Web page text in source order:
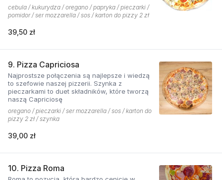
cebula / kukurydza / oregano / papryka / pieczarki /
pomidor / ser mozzarella / sos / karton do pizzy 2 zł
39,50 zł
9. Pizza Capriciosa
Najprostsze połączenia są najlepsze i wiedzą
to szefowie naszej pizzerii. Szynka z
pieczarkami to duet składników, które tworzą
naszą Capriciosę
oregano / pieczarki / ser mozzarella / sos / karton do
pizzy 2 zł / szynka
39,00 zł
10. Pizza Roma